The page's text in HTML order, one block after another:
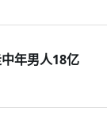
年男人18亿